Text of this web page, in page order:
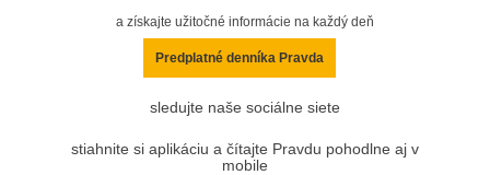
a získajte užitočné informácie na každý deň
Predplatné denníka Pravda
sledujte naše sociálne siete
stiahnite si aplikáciu a čítajte Pravdu pohodlne aj v
mobile